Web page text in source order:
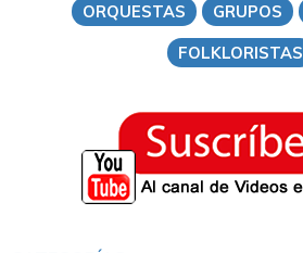
ORQUESTAS GRUPOS
FOLKLORISTAS